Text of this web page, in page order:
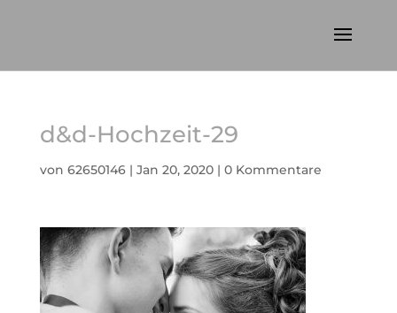
d&d-Hochzeit-29
von 62650146| Jan 20, 2020| 0 Kommentare